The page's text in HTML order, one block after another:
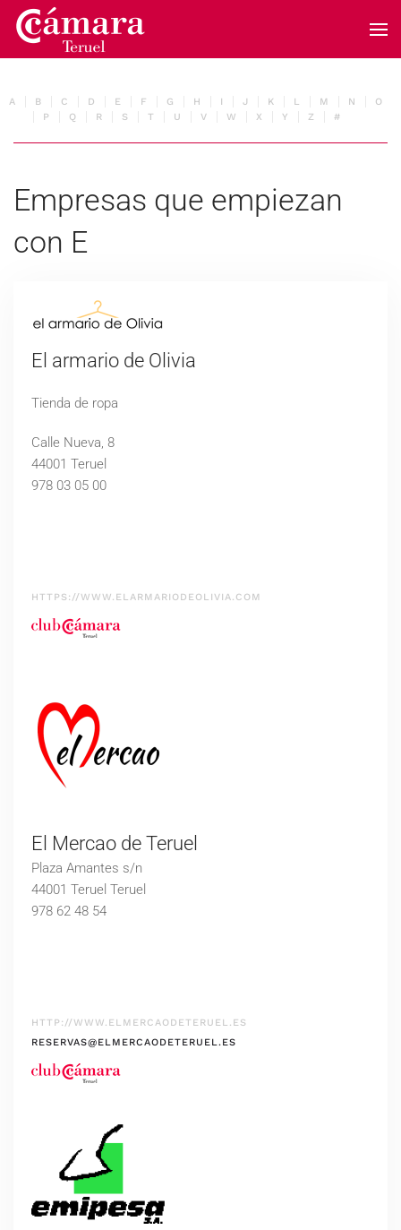
Skip to main content
A B C D E F G H I J K L M N
O
P
Q R S T U V W X Y Z #
Empresas que empiezan
con E
El armario de Olivia
Tienda de ropa
Calle Nueva, 8
44001 Teruel
978 03 05 00
HTTPS://WWW.ELARMARIODEOLIVIA.COM
El Mercao de Teruel
Plaza Amantes s/n
44001 Teruel Teruel
978 62 48 54
HTTP://WWW.ELMERCAODETERUEL.ES
RESERVAS@ELMERCAODETERUEL.ES